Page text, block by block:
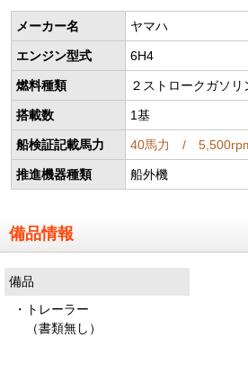
メーカー名 ヤマハ
エンジン型式 6H4
燃料種類 ２ストロークガソリ
搭載数 1基
船検証記載馬力 40馬力 /
推進機器種類 船外機
備品情報
備品
・トレーラー
（書類無し）